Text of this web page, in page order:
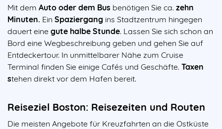
Mit dem Auto oder dem Bus benötigen Sie ca. zehn
Minuten. Ein Spaziergang ins Stadtzentrum hingegen
dauert eine gute halbe Stunde. Lassen Sie sich schon an
Bord eine Wegbeschreibung geben und gehen Sie auf
Entdeckertour. In unmittelbarer Nähe zum Cruise
Terminal finden Sie einige Cafés und Geschäfte. Taxen
stehen direkt vor dem Hafen bereit.
Reiseziel Boston: Reisezeiten und Routen
Die meisten Angebote für Kreuzfahrten an die Ostküste